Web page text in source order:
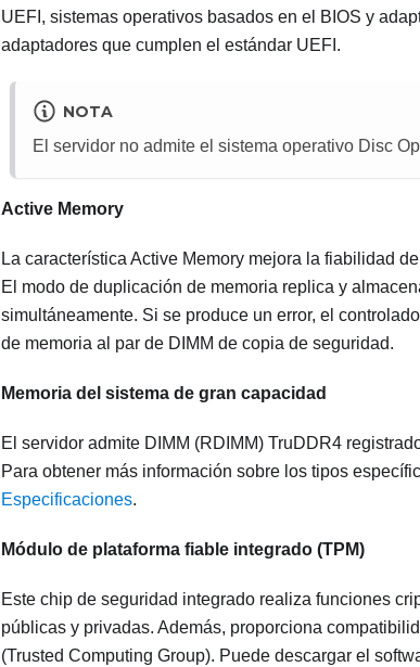
UEFI, sistemas operativos basados en el BIOS y
adaptadores que cumplen el estándar UEFI.
NOTA
El servidor no admite el sistema operativo Disc
Active Memory
La característica Active Memory mejora la fiabilidad
El modo de duplicación de memoria replica y
simultáneamente. Si se produce un error, el
de memoria al par de DIMM de copia de seguridad.
Memoria del sistema de gran capacidad
El servidor admite DIMM (RDIMM) TruDDR4
Para obtener más información sobre los tipos
Especificaciones.
Módulo de plataforma fiable integrado (TPM)
Este chip de seguridad integrado realiza funciones
públicas y privadas. Además, proporciona
(Trusted Computing Group). Puede descargar el